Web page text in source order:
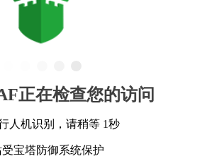
正在检查您的访问
人机识别，请稍等 1秒
宝塔防御系统保护